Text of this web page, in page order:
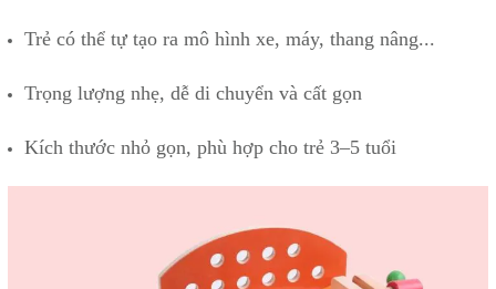
Trẻ có thể tự tạo ra mô hình xe, máy, thang nâng...
Trọng lượng nhẹ, dễ di chuyển và cất gọn
Kích thước nhỏ gọn, phù hợp cho trẻ 3–5 tuổi